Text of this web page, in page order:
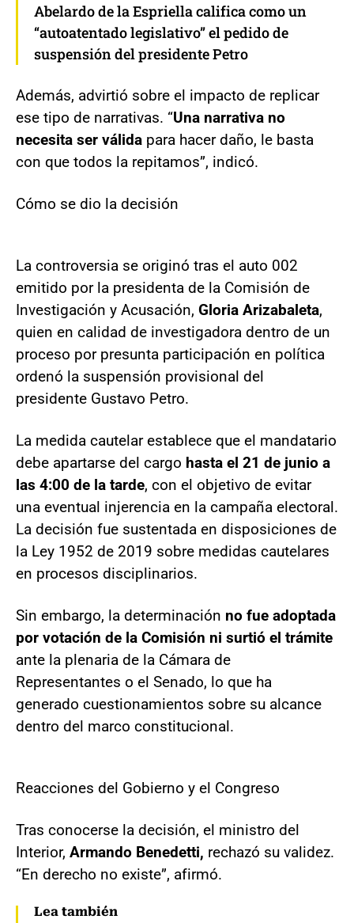
Abelardo de la Espriella califica como un
“autoatentado legislativo” el pedido de
suspensión del presidente Petro
Además, advirtió sobre el impacto de replicar
ese tipo de narrativas. “Una narrativa no
necesita ser válida para hacer daño, le basta
con que todos la repitamos”, indicó.
Cómo se dio la decisión
La controversia se originó tras el auto 002
emitido por la presidenta de la Comisión de
Investigación y Acusación, Gloria Arizabaleta,
quien en calidad de investigadora dentro de un
proceso por presunta participación en política
ordenó la suspensión provisional del
presidente Gustavo Petro.
La medida cautelar establece que el mandatario
debe apartarse del cargo hasta el 21 de junio a
las 4:00 de la tarde, con el objetivo de evitar
una eventual injerencia en la campaña electoral.
La decisión fue sustentada en disposiciones de
la Ley 1952 de 2019 sobre medidas cautelares
en procesos disciplinarios.
Sin embargo, la determinación no fue adoptada
por votación de la Comisión ni surtió el trámite
ante la plenaria de la Cámara de
Representantes o el Senado, lo que ha
generado cuestionamientos sobre su alcance
dentro del marco constitucional.
Reacciones del Gobierno y el Congreso
Tras conocerse la decisión, el ministro del
Interior, Armando Benedetti, rechazó su validez.
“En derecho no existe”, afirmó.
Lea también